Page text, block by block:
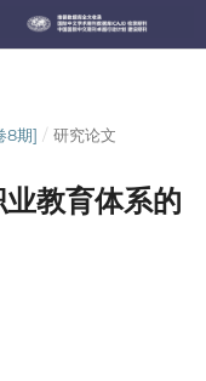
8期] / 研究论文
教育体系的